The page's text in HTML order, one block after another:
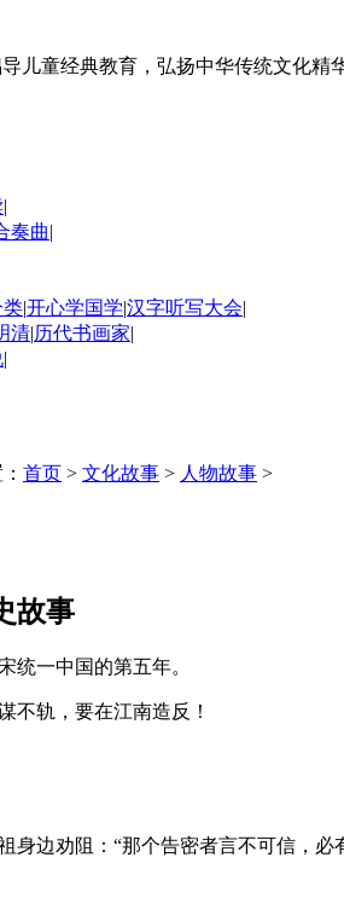
儿童经典教育，弘扬中华传统文化精华
|
奏曲|
类|开心学国学|汉字听写大会|
清|历代书画家|
|
首页 > 文化故事 > 人物故事 >
故事
统一中国的第五年。
不轨，要在江南造反！
身边劝阻：“那个告密者言不可信，